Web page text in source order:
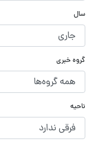
سال
گروه خبری
ناحیه